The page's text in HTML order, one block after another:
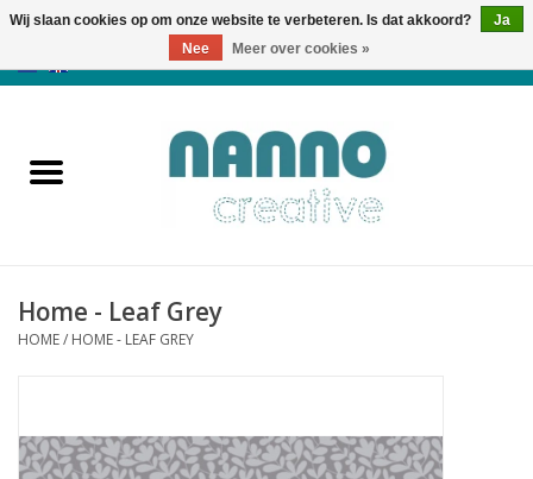
Producten
Nieuws
Koopjeshoek
Home - Leaf Grey
HOME/ HOME - LEAF GREY
Wij slaan cookies op om onze website te verbeteren. Is dat akkoord?
Ja
Nee
Meer over cookies »